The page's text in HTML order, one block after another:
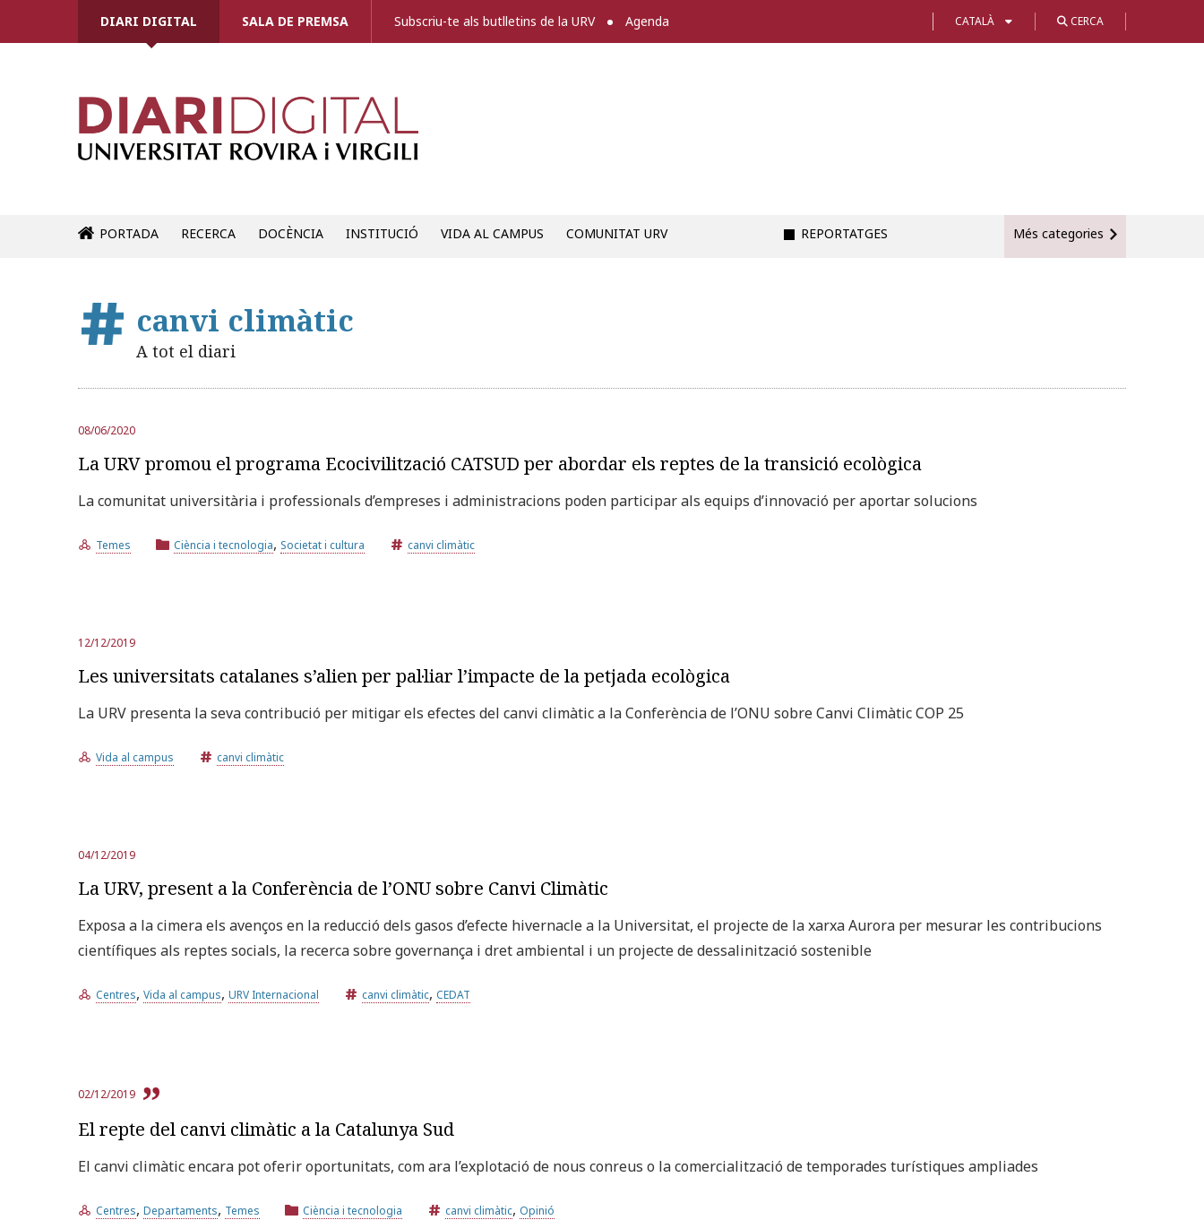
DIARI DIGITAL SALA DE PREMSA Subscriu-te als butlletins de la URV Agenda CATALÀ CERCA
PORTADA RECERCA DOCÈNCIA INSTITUCIÓ VIDA AL CAMPUS COMUNITAT URV REPORTATGES Més categories
canvi climàtic
A tot el diari
08/06/2020
La URV promou el programa Ecocivilització CATSUD per abordar els reptes de la transició ecològica
La comunitat universitària i professionals d’empreses i administracions poden participar als equips d’innovació per aportar solucions
Temes Ciència i tecnologia, Societat i cultura canvi climàtic
12/12/2019
Les universitats catalanes s’alien per pal·liar l’impacte de la petjada ecològica
La URV presenta la seva contribució per mitigar els efectes del canvi climàtic a la Conferència de l’ONU sobre Canvi Climàtic COP 25
Vida al campus canvi climàtic
04/12/2019
La URV, present a la Conferència de l’ONU sobre Canvi Climàtic
Exposa a la cimera els avenços en la reducció dels gasos d’efecte hivernacle a la Universitat, el projecte de la xarxa Aurora per mesurar les contribucions
científiques als reptes socials, la recerca sobre governança i dret ambiental i un projecte de dessalinització sostenible
Centres, Vida al campus, URV Internacional canvi climàtic, CEDAT
02/12/2019
El repte del canvi climàtic a la Catalunya Sud
El canvi climàtic encara pot oferir oportunitats, com ara l’explotació de nous conreus o la comercialització de temporades turístiques ampliades
Centres, Departaments, Temes Ciència i tecnologia canvi climàtic, Opinió